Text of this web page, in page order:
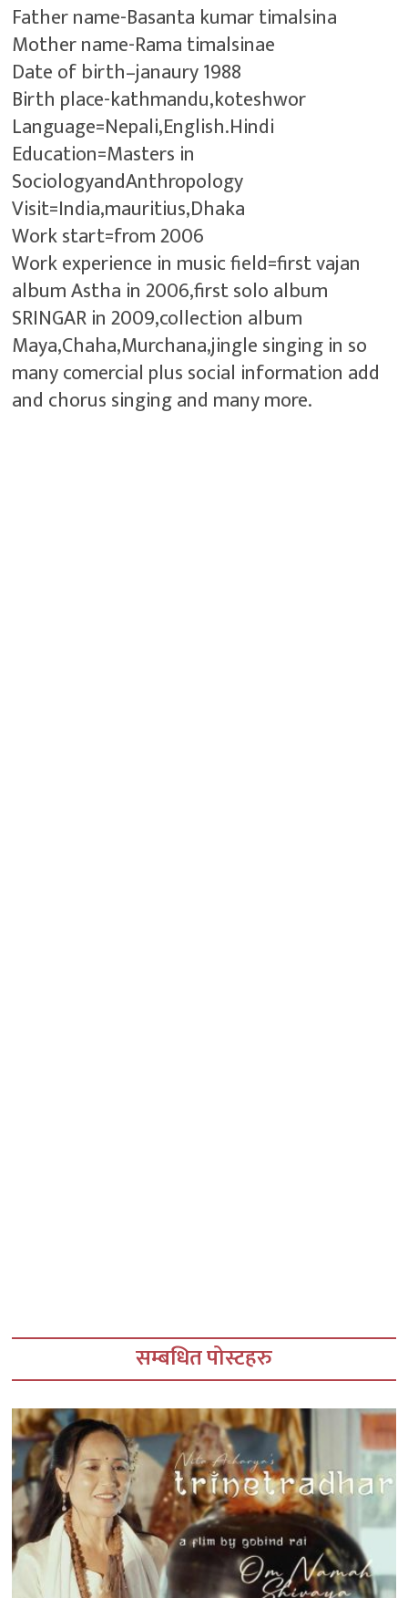
Father name-Basanta kumar timalsina
Mother name-Rama timalsinae
Date of birth–janaury 1988
Birth place-kathmandu,koteshwor
Language=Nepali,English.Hindi
Education=Masters in
SociologyandAnthropology
Visit=India,mauritius,Dhaka
Work start=from 2006
Work experience in music field=first vajan
album Astha in 2006,first solo album
SRINGAR in 2009,collection album
Maya,Chaha,Murchana,jingle singing in so
many comercial plus social information add
and chorus singing and many more.
सम्बधित पोस्टहरु